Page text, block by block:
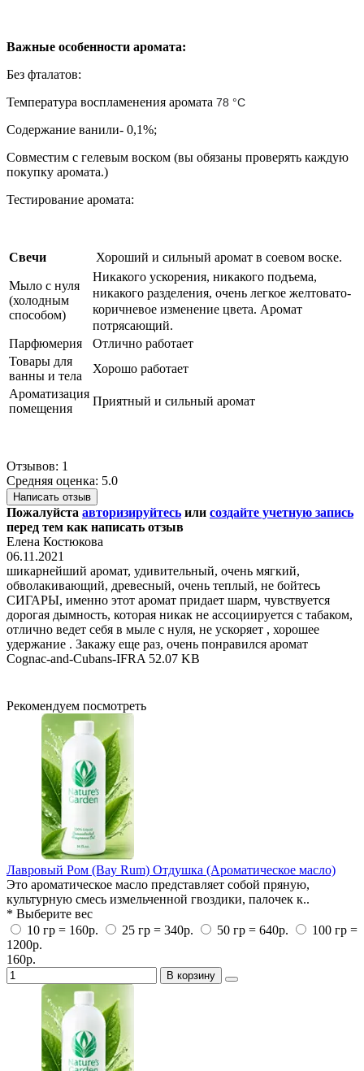
Важные особенности аромата:
Без фталатов:
Температура воспламенения аромата 78 °C
Содержание ванили- 0,1%;
Совместим с гелевым воском (вы обязаны проверять каждую
покупку аромата.)
Тестирование аромата:
Свечи Хороший и сильный аромат в соевом воске.
Мыло с нуля
(холодным
способом)
Никакого ускорения, никакого подъема,
никакого разделения, очень легкое желтовато-
коричневое изменение цвета. Аромат
потрясающий.
Парфюмерия
Отлично работает
Товары для
ванны и тела
Хорошо работает
Ароматизация
помещения
Приятный и сильный аромат
Отзывов: 1
Средняя оценка: 5.0
Написать отзыв
Пожалуйста авторизируйтесь или создайте учетную запись
перед тем как написать отзыв
Елена Костюкова
06.11.2021
шикарнейший аромат, удивительный, очень мягкий,
обволакивающий, древесный, очень теплый, не бойтесь
СИГАРЫ, именно этот аромат придает шарм, чувствуется
дорогая дымность, которая никак не ассоциируется с табаком,
отлично ведет себя в мыле с нуля, не ускоряет , хорошее
удержание . Закажу еще раз, очень понравился аромат
Cognac-and-Cubans-IFRA 52.07 KB
Рекомендуем посмотреть
Лавровый Ром (Bay Rum) Отдушка (Ароматическое масло)
Это ароматическое масло представляет собой пряную,
культурную смесь измельченной гвоздики, палочек к..
* Выберите вес
10 гр = 160р.
25 гр = 340р. 50 гр = 640р.
100 гр =
1200р.
160р.
В корзину